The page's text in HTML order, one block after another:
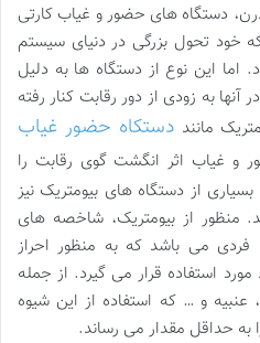
دستگاه های حضور و غیاب کارتی
خود تحول بزرگی در دنیای سیستم
این نوع از دستگاه ها به دلیل
به زودی از دور رقابت کنار رفته
مانند دستکاه حضور غیاب
و غیاب اثر انگشت گوی رقابت را
از دستگاه های بیومتریک نیز
منظور از بیومتریک، شاخصه های
فردی می باشد که به منظور احراز
استفاده قرار می گیرد. از جمله
و … که استفاده از این شیوه
حداقل مقدار می رساند.